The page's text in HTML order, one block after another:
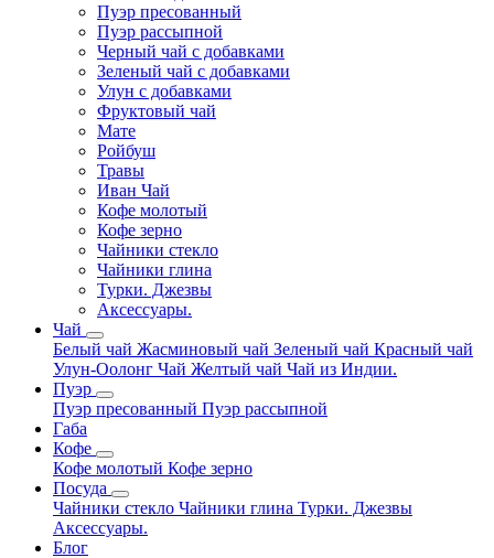
Пуэр пресованный
Пуэр рассыпной
Черный чай с добавками
Зеленый чай с добавками
Улун с добавками
Фруктовый чай
Мате
Ройбуш
Травы
Иван Чай
Кофе молотый
Кофе зерно
Чайники стекло
Чайники глина
Турки. Джезвы
Аксессуары.
Чай
Белый чай Жасминовый чай Зеленый чай Красный чай
Улун-Оолонг Чай Желтый чай Чай из Индии.
Пуэр
Пуэр пресованный Пуэр рассыпной
Габа
Кофе
Кофе молотый Кофе зерно
Посуда
Чайники стекло Чайники глина Турки. Джезвы
Аксессуары.
Блог